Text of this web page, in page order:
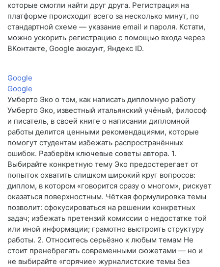
которые смогли найти друг друга. Регистрация на
платформе происходит всего за несколько минут, по
стандартной схеме — указание email и пароля. Кстати,
можно ускорить регистрацию с помощью входа через
ВКонтакте, Google аккаунт, Яндекс ID.
Google
Google
Умберто Эко о том, как написать дипломную работу
Умберто Эко, известный итальянский учёный, философ
и писатель, в своей книге о написании дипломной
работы делится ценными рекомендациями, которые
помогут студентам избежать распространённых
ошибок. Разберём ключевые советы автора. 1.
Выбирайте конкретную тему Эко предостерегает от
попыток охватить слишком широкий круг вопросов:
диплом, в котором «говорится сразу о многом», рискует
оказаться поверхностным. Чёткая формулировка темы
позволит: сфокусироваться на решении конкретных
задач; избежать претензий комиссии о недостатке той
или иной информации; грамотно выстроить структуру
работы. 2. Относитесь серьёзно к любым темам Не
стоит пренебрегать современными сюжетами — но и
не выбирайте «горячие» журналистские темы без